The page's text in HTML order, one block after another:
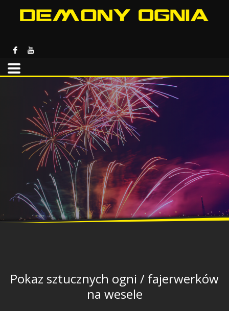
Pokaz sztucznych ogni / fajerwerków
na wesele